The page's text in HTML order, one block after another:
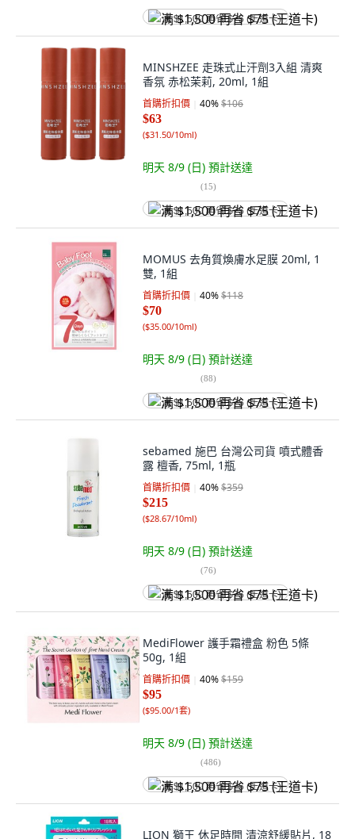
满 $1,500 再省 $75 (王道卡)
MINSHZEE 走珠式止汗劑3入組 清爽
香氛 赤松茉莉, 20ml, 1組
首購折扣價 40%$106
$63
($31.50/10ml)
明天 8/9 (日) 預計送達
(15)
满 $1,500 再省 $75 (王道卡)
MOMUS 去角質煥膚水足膜 20ml, 1
雙, 1組
首購折扣價 40%$118
$70
($35.00/10ml)
明天 8/9 (日) 預計送達
(88)
满 $1,500 再省 $75 (王道卡)
sebamed 施巴 台灣公司貨 噴式體香
露 檀香, 75ml, 1瓶
首購折扣價 40%$359
$215
($28.67/10ml)
明天 8/9 (日) 預計送達
(76)
满 $1,500 再省 $75 (王道卡)
MediFlower 護手霜禮盒 粉色 5條
50g, 1組
首購折扣價 40%$159
$95
($95.00/1套)
明天 8/9 (日) 預計送達
(486)
满 $1,500 再省 $75 (王道卡)
LION 獅王 休足時間 清涼舒緩貼片, 18